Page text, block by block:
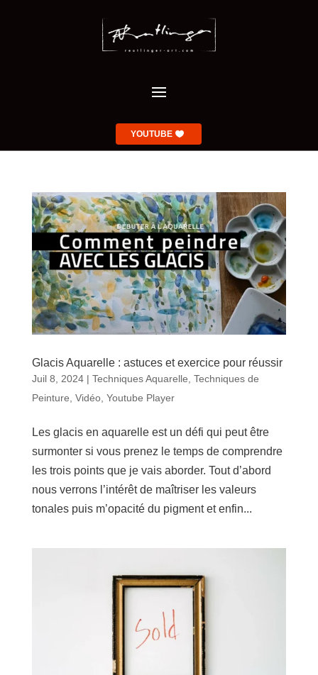
YOUTUBE
Glacis Aquarelle : astuces et exercice pour réussir
Juil 8, 2024| Techniques Aquarelle Techniques de
Peinture Vidéo, Youtube Player
Les glacis en aquarelle est un défi qui peut être
surmonter si vous prenez le temps de comprendre
les trois points que je vais aborder. Tout d’abord
nous verrons l’intérêt de maîtriser les valeurs
tonales puis m’opacité du pigment et enfin...